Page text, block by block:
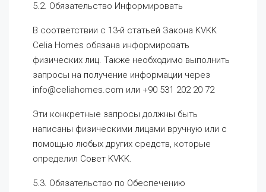
5.2. Обязательство Информировать
В соответствии с 13-й статьей Закона KVKK
Celia Homes обязана информировать
физических лиц. Также необходимо выполнить
запросы на получение информации через
info@celiahomes.com или +90 531 202 20 72
Эти конкретные запросы должны быть
написаны физическими лицами вручную или с
помощью любых других средств, которые
определил Совет KVKK.
5.3. Обязательство по Обеспечению